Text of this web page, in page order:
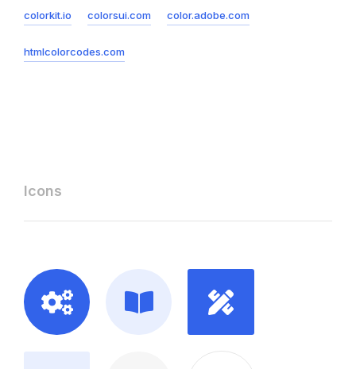
colorkit.io colorsui.com color.adobe.com
htmlcolorcodes.com
Icons